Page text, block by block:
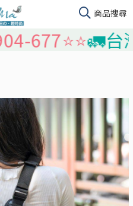
🚛台灣本島